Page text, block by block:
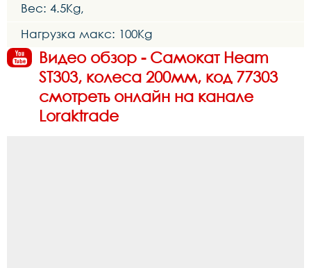
Вес: 4.5Kg,
Нагрузка макс: 100Kg
Видео обзор - Самокат Heam
ST303, колеса 200мм, код 77303
смотреть онлайн на канале
Loraktrade